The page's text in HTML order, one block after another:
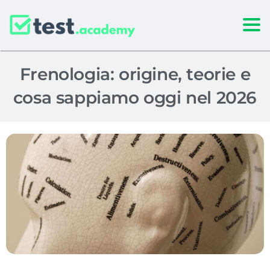
Frenologia: origine, teorie e
cosa sappiamo oggi nel 2026